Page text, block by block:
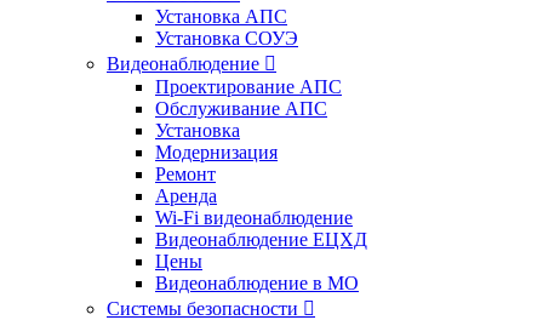
Установка АПС
Установка СОУЭ
Видеонаблюдение 
Проектирование АПС
Обслуживание АПС
Установка
Модернизация
Ремонт
Аренда
Wi-Fi видеонаблюдение
Видеонаблюдение ЕЦХД
Цены
Видеонаблюдение в МО
Системы безопасности 